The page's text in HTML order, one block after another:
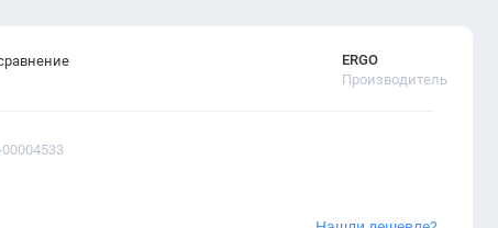
ERGO
Производитель